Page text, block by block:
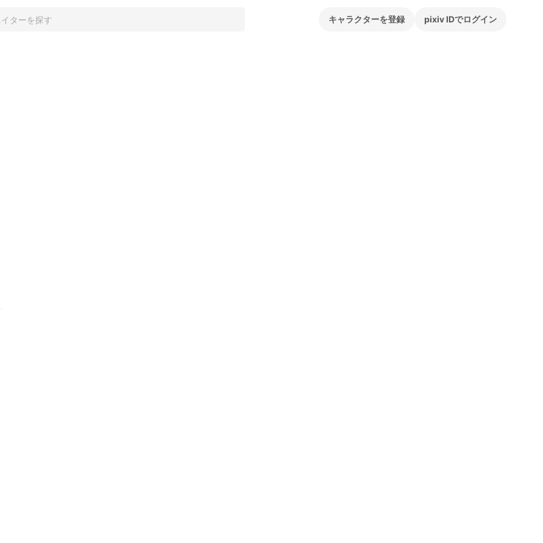
キャラクターを登録 pixiv IDでログイン